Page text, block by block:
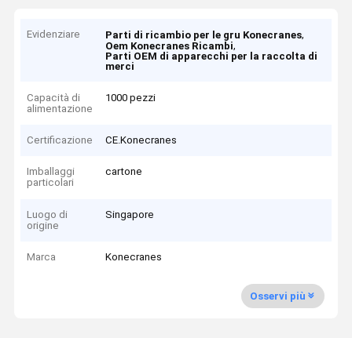
Evidenziare Parti di ricambio per le gru Konecranes,
Oem Konecranes Ricambi,
Parti OEM di apparecchi per la raccolta di
merci
Capacità di
alimentazione
1000 pezzi
Certificazione CE.Konecranes
Imballaggi
particolari
cartone
Luogo di
origine
Singapore
Marca Konecranes
Osservi più